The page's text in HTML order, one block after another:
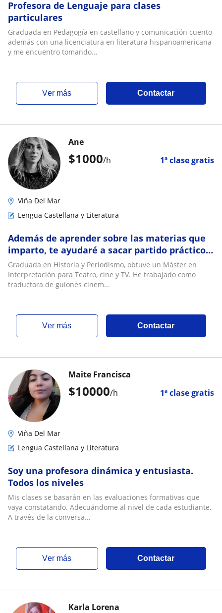
Profesora de Lenguaje para clases
particulares
Graduada en Pedagogía en castellano y comunicación cuento
además con una licenciatura en literatura hispanoamericana
y me encuentro tomando...
ver más Contactar
$1000/h 1ª clase gratis
Ane
Viña Del Mar
Lengua Castellana y Literatura
Además de aprender sobre las materias que
imparto, te ayudaré a sacar partido práctico a
todo lo aprendido
Graduada en Historia y Periodismo, obtuve un Máster en
Interpretación para Teatro, cine y TV. He trabajado como
traductora de guiones cinem...
ver más Contactar
$10000/h 1ª clase gratis
Maite Francisca
Viña Del Mar
Lengua Castellana y Literatura
Soy una profesora dinámica y entusiasta.
Todos los niveles
Mis clases se basarán en las evaluaciones formativas que
vaya constatando. Adecuándome al nivel de cada estudiante.
A través de la conversa...
ver más Contactar
Karla Lorena